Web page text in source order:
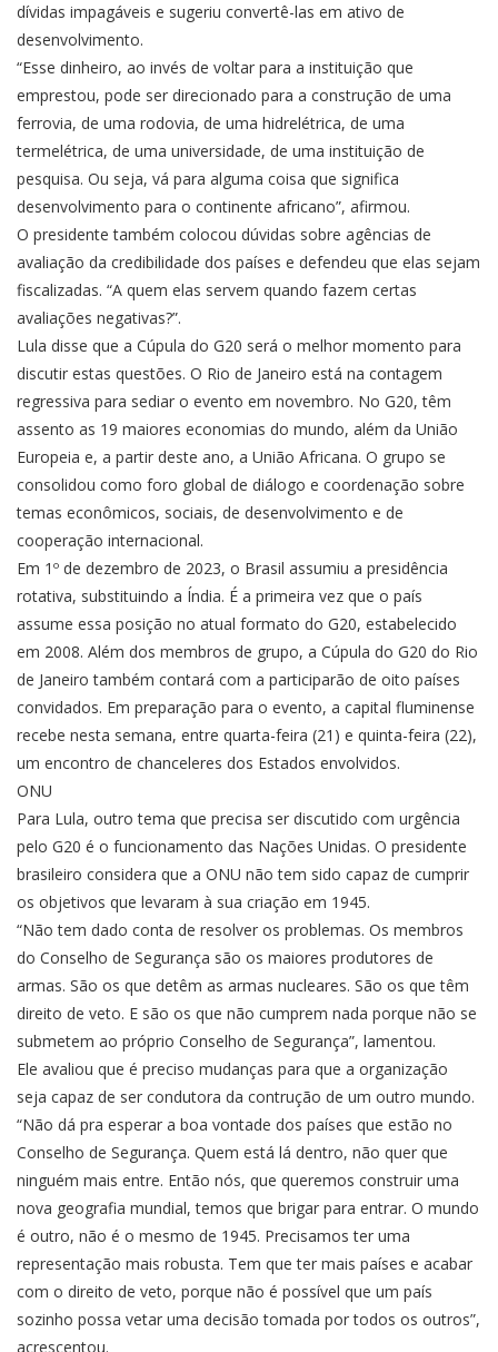
dívidas impagáveis e sugeriu convertê-las em ativo de
desenvolvimento.
“Esse dinheiro, ao invés de voltar para a instituição que
emprestou, pode ser direcionado para a construção de uma
ferrovia, de uma rodovia, de uma hidrelétrica, de uma
termelétrica, de uma universidade, de uma instituição de
pesquisa. Ou seja, vá para alguma coisa que significa
desenvolvimento para o continente africano”, afirmou.
O presidente também colocou dúvidas sobre agências de
avaliação da credibilidade dos países e defendeu que elas sejam
fiscalizadas. “A quem elas servem quando fazem certas
avaliações negativas?”.
Lula disse que a Cúpula do G20 será o melhor momento para
discutir estas questões. O Rio de Janeiro está na contagem
regressiva para sediar o evento em novembro. No G20, têm
assento as 19 maiores economias do mundo, além da União
Europeia e, a partir deste ano, a União Africana. O grupo se
consolidou como foro global de diálogo e coordenação sobre
temas econômicos, sociais, de desenvolvimento e de
cooperação internacional.
Em 1º de dezembro de 2023, o Brasil assumiu a presidência
rotativa, substituindo a Índia. É a primeira vez que o país
assume essa posição no atual formato do G20, estabelecido
em 2008. Além dos membros de grupo, a Cúpula do G20 do Rio
de Janeiro também contará com a participarão de oito países
convidados. Em preparação para o evento, a capital fluminense
recebe nesta semana, entre quarta-feira (21) e quinta-feira (22),
um encontro de chanceleres dos Estados envolvidos.
ONU
Para Lula, outro tema que precisa ser discutido com urgência
pelo G20 é o funcionamento das Nações Unidas. O presidente
brasileiro considera que a ONU não tem sido capaz de cumprir
os objetivos que levaram à sua criação em 1945.
“Não tem dado conta de resolver os problemas. Os membros
do Conselho de Segurança são os maiores produtores de
armas. São os que detêm as armas nucleares. São os que têm
direito de veto. E são os que não cumprem nada porque não se
submetem ao próprio Conselho de Segurança”, lamentou.
Ele avaliou que é preciso mudanças para que a organização
seja capaz de ser condutora da contrução de um outro mundo.
“Não dá pra esperar a boa vontade dos países que estão no
Conselho de Segurança. Quem está lá dentro, não quer que
ninguém mais entre. Então nós, que queremos construir uma
nova geografia mundial, temos que brigar para entrar. O mundo
é outro, não é o mesmo de 1945. Precisamos ter uma
representação mais robusta. Tem que ter mais países e acabar
com o direito de veto, porque não é possível que um país
sozinho possa vetar uma decisão tomada por todos os outros”,
acrescentou.